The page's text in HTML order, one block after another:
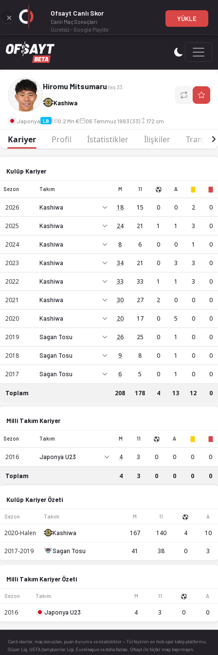
Hiromu Mitsumaru, LB mevkiinde profesyonel bir futbol
Hiromu Mitsumaru, LB mevkiinde profesyonel bir futbol
Hiromu MitsumaruYaş 33
Kashiwa
Japonya LB 0.2 Mn € 06 Temmuz 1993 (33) 172 cm
Kariyer Profil İstatistikler İlişkiler
Kulüp Kariyer
Sezon Takım M 11 A
2026 Kashiwa 18 15 0 0 2 0
2025 Kashiwa 24 21 1 1 3 0
2024 Kashiwa 8 6 0 0 1 0
2023 Kashiwa 34 21 0 3 3 0
2022 Kashiwa 33 33 1 1 3 0
2021 Kashiwa 30 27 2 0 0 0
2020 Kashiwa 20 17 0 5 0 0
2019 Sagan Tosu 26 25 0 1 0 0
2018 Sagan Tosu 9 8 0 1 0 0
2017 Sagan Tosu 6 5 0 1 0 0
Toplam 208 178 4 13 12 0
Milli Takım Kariyer
Sezon Takım M 11 A
2016 Japonya U23 4 3 0 0 0 0
Toplam 4 3 0 0 0 0
Kulüp Kariyer Özeti
Sezon Takım M 11 A
2020-Halen Kashiwa 167 140 4 10
2017-2019 Sagan Tosu 41 38 0 3
Milli Takım Kariyer Özeti
Sezon Takım M 11 A
2016 Japonya U23 4 3 0 0
Canlı skorlar , maç sonuçları, puan durumu ve istatistikler — Türkiye’nin en hızlı spor takip platformu.
Süper Lig, UEFA Şampiyonlar Ligi, Euroleague ve daha fazlası. Ofsayt ile hiçbir maçı kaçırmayın.
Ofsayt Canlı Skor
Canlı Maç Sonuçları
Ücretsiz - Google Play'de
YÜKLE